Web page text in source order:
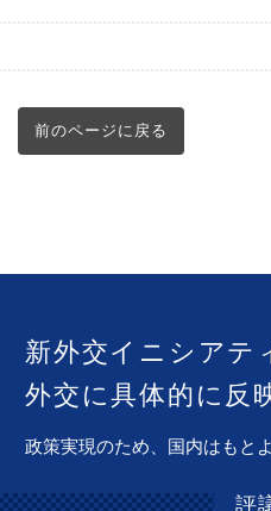
前のページに戻る
新外交イニシアテ
外交に具体的に反
政策実現のため、国内はもと
評